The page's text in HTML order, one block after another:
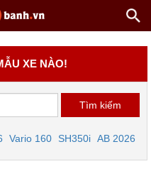
XE NÀO!
Vario 160 SH350i AB 2026